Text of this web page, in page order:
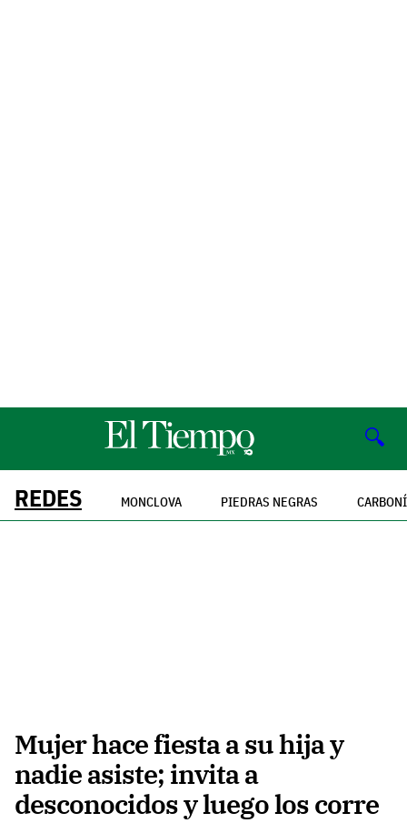
🔍
REDES MONCLOVA PIEDRAS NEGRAS
Mujer hace fiesta a su hija y
nadie asiste; invita a
desconocidos y luego los corre